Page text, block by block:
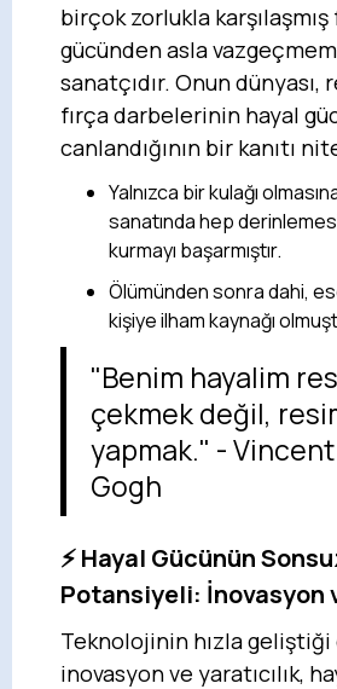
birçok zorlukla
gücünden asla
sanatçıdır. Onun dünyası,
fırça darbelerinin hayal
canlandığının bir kanıtı
Yalnızca bir kulağı
sanatında hep
kurmayı başarmıştır.
Ölümünden sonra dahi,
kişiye ilham kaynağı
"Benim hayalim
çekmek değil,
yapmak." -
Gogh
⚡ Hayal Gücünün
Potansiyeli: İnovasyon
Teknolojinin hızla geliştiği
inovasyon ve yaratıcılık,